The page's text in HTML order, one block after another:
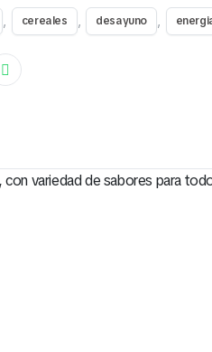
, cereales , desayuno ,
variedad de sabores para